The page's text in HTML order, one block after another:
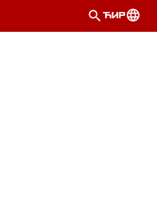
ЋИР